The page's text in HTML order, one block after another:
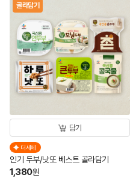
골라담기
담기
더세페
인기 두부/낫또 베스트 골라담기
1,380원